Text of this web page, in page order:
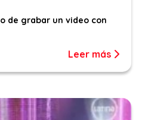
de grabar un video con
Leer más